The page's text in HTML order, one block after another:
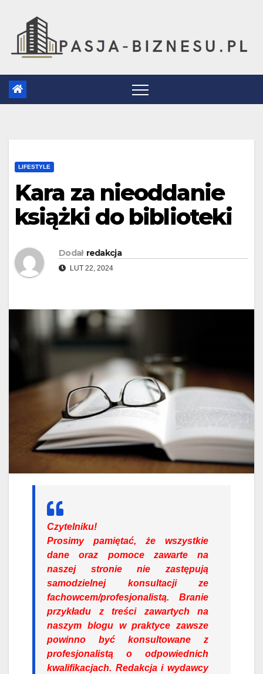
content
LIFESTYLE
Kara za nieoddanie
książki do biblioteki
Dodał redakcja
LUT 22, 2024
Czytelniku!
Prosimy pamiętać, że wszystkie
dane oraz pomoce zawarte na
naszej stronie nie zastępują
samodzielnej konsultacji ze
fachowcem/profesjonalistą. Branie
przykładu z treści zawartych na
naszym blogu w praktyce zawsze
powinno być konsultowane z
profesjonalistą o odpowiednich
kwalifikacjach. Redakcja i wydawcy